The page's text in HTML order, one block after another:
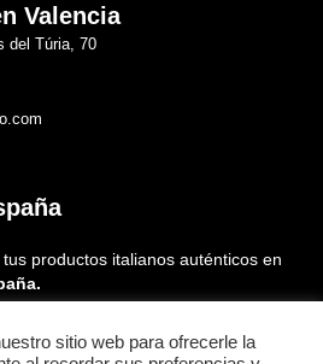
Valencia
del Túria, 70
productos italianos auténticos en
sitio web para ofrecerle la